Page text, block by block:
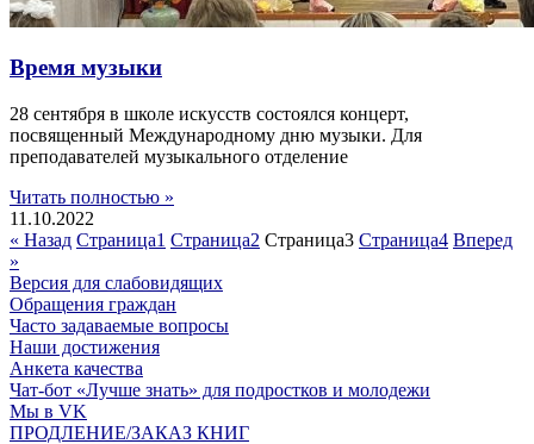
Время музыки
28 сентября в школе искусств состоялся концерт,
посвященный Международному дню музыки. Для
преподавателей музыкального отделение
Читать полностью »
11.10.2022
« Назад Страница1 Страница2 Страница3 Страница4 Вперед
»
Версия для слабовидящих
Обращения граждан
Часто задаваемые вопросы
Наши достижения
Анкета качества
Чат-бот «Лучше знать» для подростков и молодежи
Мы в VK
ПРОДЛЕНИЕ/ЗАКАЗ КНИГ